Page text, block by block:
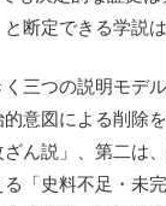
断定できる学説
三つの説明モデ
意図による削除
ん説」、第二は
「史料不足・未